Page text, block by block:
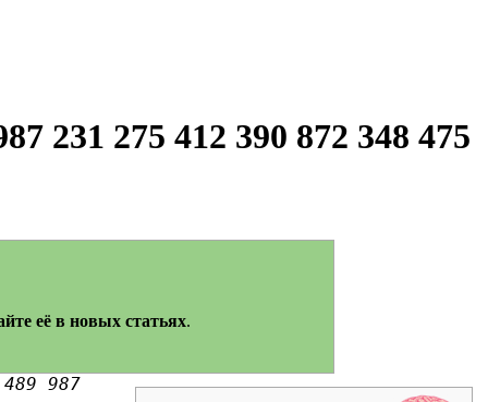
231 275 412 390 872 348 475
её в новых статьях.
987